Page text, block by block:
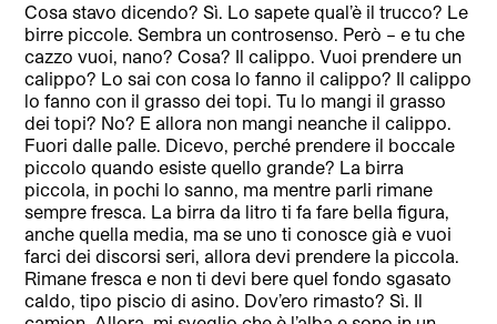
Cosa stavo dicendo? Sì. Lo sapete qual’è il trucco? Le
birre piccole. Sembra un controsenso. Però – e tu che
cazzo vuoi, nano? Cosa? Il calippo. Vuoi prendere un
calippo? Lo sai con cosa lo fanno il calippo? Il calippo
lo fanno con il grasso dei topi. Tu lo mangi il grasso
dei topi? No? E allora non mangi neanche il calippo.
Fuori dalle palle. Dicevo, perché prendere il boccale
piccolo quando esiste quello grande? La birra
piccola, in pochi lo sanno, ma mentre parli rimane
sempre fresca. La birra da litro ti fa fare bella figura,
anche quella media, ma se uno ti conosce già e vuoi
farci dei discorsi seri, allora devi prendere la piccola.
Rimane fresca e non ti devi bere quel fondo sgasato
caldo, tipo piscio di asino. Dov’ero rimasto? Sì. Il